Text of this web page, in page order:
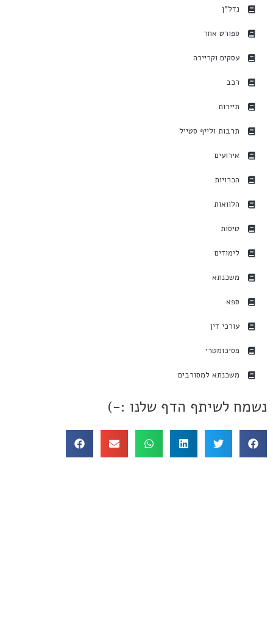
נדל"ן
ספורט אחר
עסקים וקריירה
רכב
תיירות
תרבות ולייף סטייל
אירועים
הכרויות
הלוואות
טיסות
לימודים
משכנתא
ספא
עורכי דין
פסיכומטרי
משכנתא למסורבים
נשמח לשיתף הדף שלנו :-)